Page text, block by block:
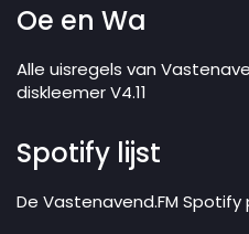
Oe en Wa
Alle uisregels van
diskleemer V4.11
Spotify lijst
De Vastenavend.FM Spotify